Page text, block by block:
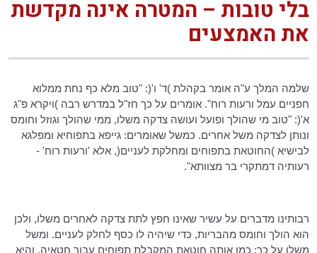
בלי טובות – המטרה אינה מקדשת
את האמצעים
שלמה המלך ע"ה אומר בקהלת )ד' ו'(: "טוב מלא כף נחת ממלוא
חפניים עמל ורעות רוח". אומרים על כך חז"ל במדרש רבה )ויקרא פ"ג
א'(: "טוב מי שהולך ופועל ועושה צדקה משלו, ממי שהולך וגוזל וחומס
ונותן לצדקה משל אחרים. כמשל שאומרים: גייפא בתפוחיא ומפלגא
לבישיא )החוטאת בתפוחים ומחלקת לעניים(, אלא 'ורעות רוח' -
רעותיה דמתקרי בר מצוותא".
רבותינו מדברים על עשיר שאינו חפץ לתת צדקה לאחרים משלו, ולכן
הוא הולך וחומס מהבריות, כדי שיהיה לו כסף לחלק לעניים. ומשל
משלו על כך: כמו אותה חוטאת המקבלת תפוחים עבור חטאיה, והיא